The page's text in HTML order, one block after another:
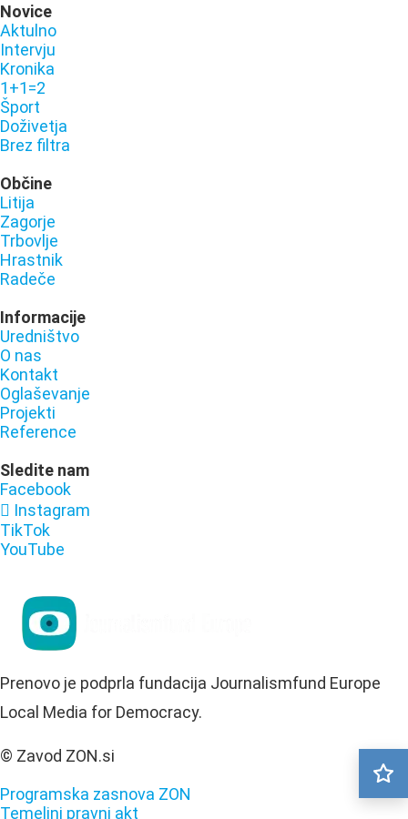
Novice
Aktulno
Intervju
Kronika
1+1=2
Šport
Doživetja
Brez filtra
Občine
Litija
Zagorje
Trbovlje
Hrastnik
Radeče
Informacije
Uredništvo
O nas
Kontakt
Oglaševanje
Projekti
Reference
Sledite nam
Facebook
Instagram
TikTok
YouTube
Prenovo je podprla fundacija Journalismfund Europe
Local Media for Democracy.
© Zavod ZON.si
Programska zasnova ZON
Temeljni pravni akt